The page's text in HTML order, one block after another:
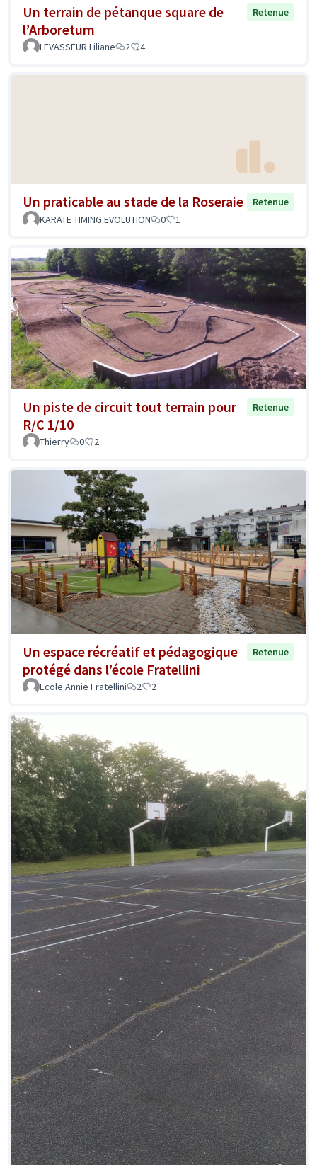
Un terrain de pétanque square de
l’Arboretum
Retenue
LEVASSEUR Liliane 2 4
Un praticable au stade de la Roseraie
Retenue
KARATE TIMING EVOLUTION
0 1
Un piste de circuit tout terrain pour
R/C 1/10
Retenue
Thierry 0 2
Un espace récréatif et pédagogique
protégé dans l’école Fratellini
Retenue
Ecole Annie Fratellini 2 2